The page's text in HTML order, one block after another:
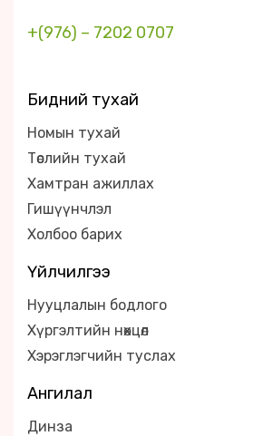
+(976) – 7202 0707
Бидний тухай
Номын тухай
Төслийн тухай
Хамтран ажиллах
Гишүүнчлэл
Холбоо барих
Үйлчилгээ
Нууцлалын бодлого
Хүргэлтийн нөхцөл
Хэрэглэгчийн туслах
Ангилал
Динза